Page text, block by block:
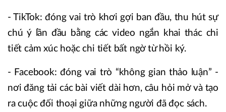
- TikTok: đóng vai trò khơi gợi ban đầu, thu hút sự
chú ý lần đầu bằng các video ngắn khai thác chi
tiết cảm xúc hoặc chi tiết bất ngờ từ hồi ký.
- Facebook: đóng vai trò “không gian thảo luận” -
nơi đăng tải các bài viết dài hơn, câu hỏi mở và tạo
ra cuộc đối thoại giữa những người đã đọc sách.